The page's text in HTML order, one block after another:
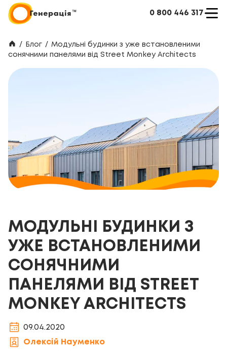
0 800 446 317
/ Блог / Модульні будинки з уже встановленими
сонячними панелями від Street Monkey Architects
МОДУЛЬНІ БУДИНКИ З
УЖЕ ВСТАНОВЛЕНИМИ
СОНЯЧНИМИ
ПАНЕЛЯМИ ВІД STREET
MONKEY ARCHITECTS
09.04.2020
Олексій Науменко